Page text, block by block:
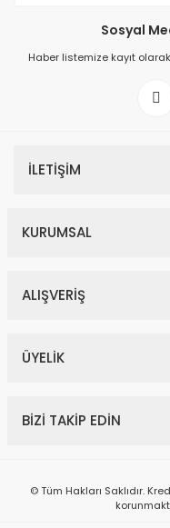
Sosyal
Haber listemize kayıt
İLETİŞİM
KURUMSAL
ALIŞVERİŞ
ÜYELİK
BİZİ TAKİP EDİN
© Tüm Hakları Saklıdır.